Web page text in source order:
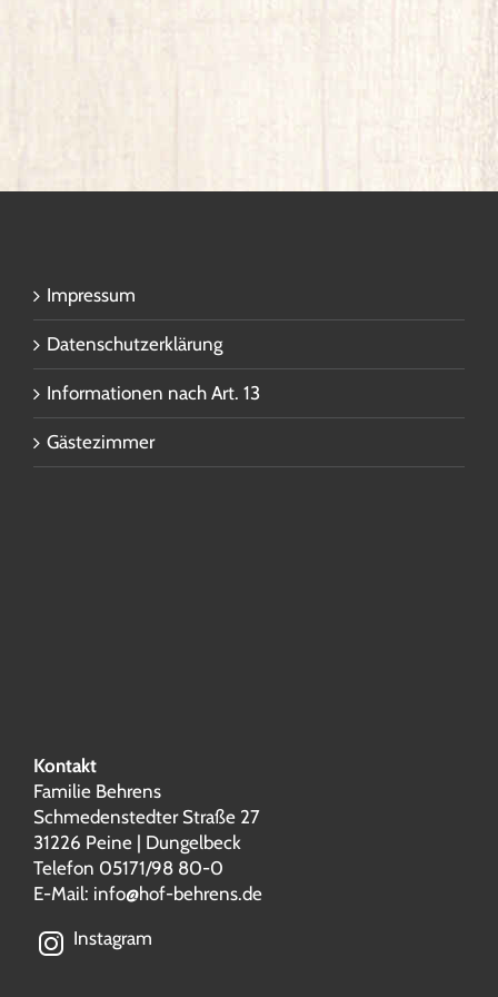
Impressum
Datenschutzerklärung
Informationen nach Art. 13
Gästezimmer
Kontakt
Familie Behrens
Schmedenstedter Straße 27
31226 Peine | Dungelbeck
Telefon 05171/98 80-0
E-Mail: info@hof-behrens.de
Instagram